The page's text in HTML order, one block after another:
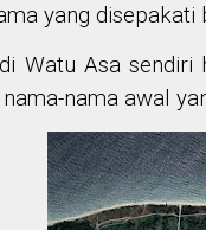
yang disepakati
Watu Asa
nama awal